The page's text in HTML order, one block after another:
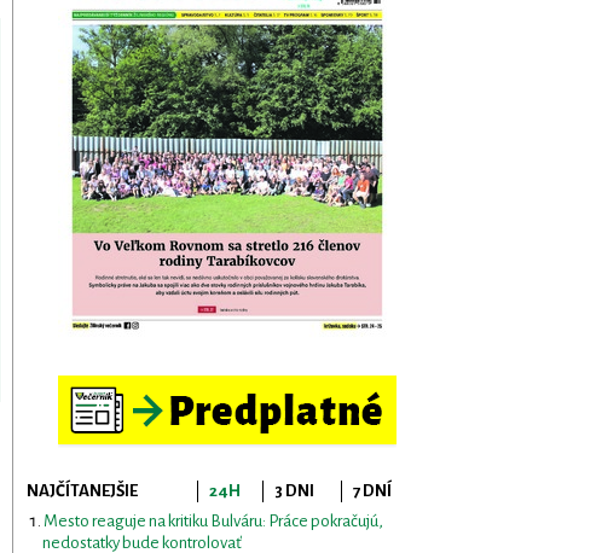
NAJČÍTANEJŠIE 24H 3 DNI
7 DNÍ
Mesto reaguje na kritiku Bulváru: Práce pokračujú,
nedostatky bude kontrolovať